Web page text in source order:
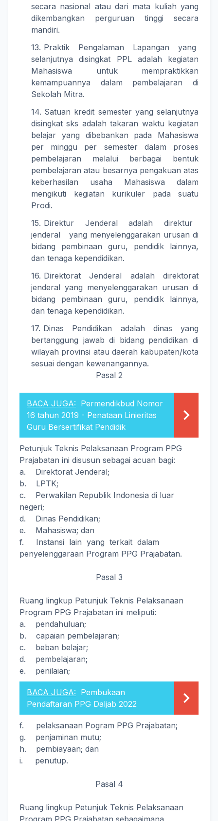
secara nasional atau dari mata kuliah yang
dikembangkan perguruan tinggi secara
mandiri.
Praktik Pengalaman Lapangan yang
selanjutnya disingkat PPL adalah kegiatan
Mahasiswa untuk mempraktikkan
kemampuannya dalam pembelajaran di
Sekolah Mitra.
Satuan kredit semester yang selanjutnya
disingkat sks adalah takaran waktu kegiatan
belajar yang dibebankan pada Mahasiswa
per minggu per semester dalam proses
pembelajaran melalui berbagai bentuk
pembelajaran atau besarnya pengakuan atas
keberhasilan usaha Mahasiswa dalam
mengikuti kegiatan kurikuler pada suatu
Prodi.
Direktur Jenderal adalah direktur
jenderal yang menyelenggarakan urusan di
bidang pembinaan guru, pendidik lainnya,
dan tenaga kependidikan.
Direktorat Jenderal adalah direktorat
jenderal yang menyelenggarakan urusan di
bidang pembinaan guru, pendidik lainnya,
dan tenaga kependidikan.
Dinas Pendidikan adalah dinas yang
bertanggung jawab di bidang pendidikan di
wilayah provinsi atau daerah kabupaten/kota
sesuai dengan kewenangannya.
Pasal 2
BACA JUGA: Permendikbud Nomor
16 tahun 2019 - Penataan Linieritas
Guru Bersertifikat Pendidik
Petunjuk Teknis Pelaksanaan Program PPG
Prajabatan ini disusun sebagai acuan bagi:
a. Direktorat Jenderal;
b. LPTK;
c. Perwakilan Republik Indonesia di luar
negeri;
d. Dinas Pendidikan;
e. Mahasiswa; dan
f. Instansi lain yang terkait dalam
penyelenggaraan Program PPG Prajabatan.
Pasal 3
Ruang lingkup Petunjuk Teknis Pelaksanaan
Program PPG Prajabatan ini meliputi:
a. pendahuluan;
b. capaian pembelajaran;
c. beban belajar;
d. pembelajaran;
e. penilaian;
BACA JUGA: Pembukaan
Pendaftaran PPG Daljab 2022
f. pelaksanaan Pogram PPG Prajabatan;
g. penjaminan mutu;
h. pembiayaan; dan
i. penutup.
Pasal 4
Ruang lingkup Petunjuk Teknis Pelaksanaan
Program PPG Prajabatan sebagaimana